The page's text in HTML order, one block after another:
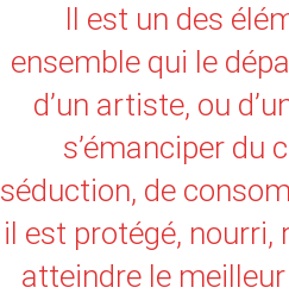
Il est un des
ensemble qui le
d’un artiste, ou
s’émanciper du
séduction, de
il est protégé, nourri,
atteindre le